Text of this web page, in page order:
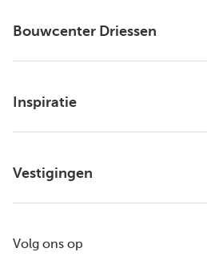
Bouwcenter Driessen
Inspiratie
Vestigingen
Volg ons op